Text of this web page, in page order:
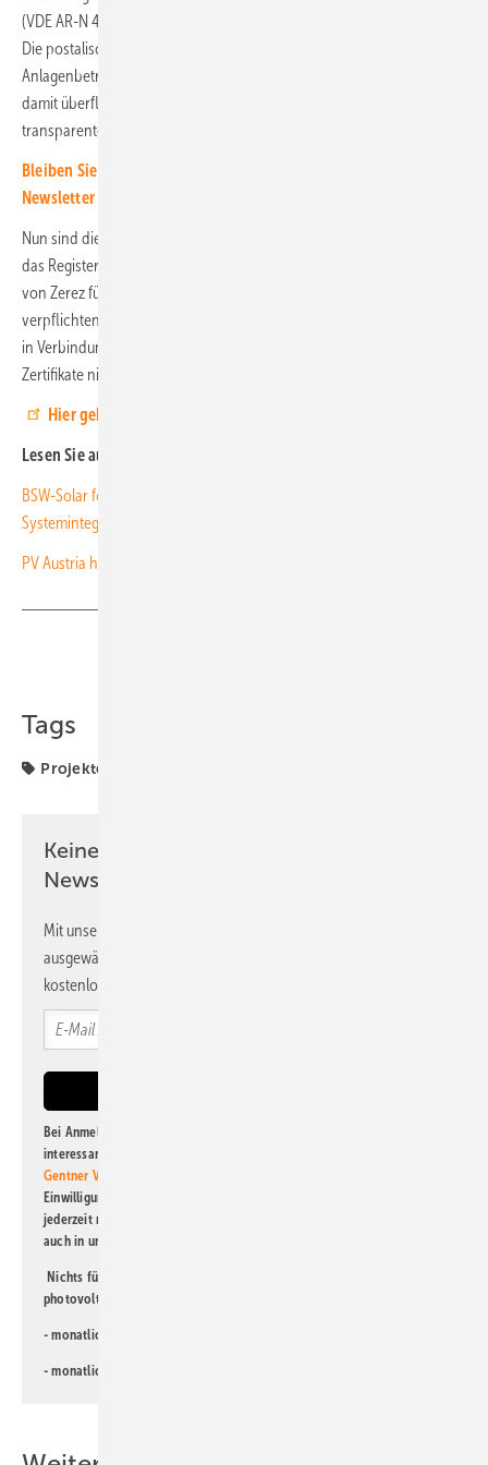
(VDE AR-N 4100, 4105, 4110, 4120 und 4130) dafür zertifiziert werden.
Die postalische Versendung von Dokumenten zwischen
Anlagenbetreibern, Zertifizierungsstellen und Netzbetreibern wird
damit überflüssig. Zugleich werden Netzanschlussverfahren
transparenter.
Bleiben Sie auf dem Laufenden, melden Sie sich für unseren
Newsletter an
Nun sind die Anbieter von Komponenten gefordert, ihre Zertifikate in
das Register einzutragen. Denn ab 1. Februar 2025 wird die Nutzung
von Zerez für Hersteller, Anlagenbetreiber und Netzbetreiber
verpflichtend, um die Betriebserlaubnis gemäß Paragraf 7 (Absatz 4)
in Verbindung mit Paragraf 4 (Abs. 3, 9 und 10) der Nelev. Wer seine
Zertifikate nicht hinterlegt, kann keine Genehmigung erhalten. (HS)
Hier geht es zum Zerez.
Lesen Sie auch:
BSW-Solar fordert Nachbesserung bei geplanten Vorschriften zur
Systemintegration
PV Austria hat kostenlose Börse für Solarflächen geschaffen
Tags
Projekte
Keine Zeit? Kein Problem mit dem PV
Newsletter!
Mit unserem Newsletter erhalten Sie regelmäßig von uns
ausgewählte Informationen und Neuigkeiten, gebündelt und
kostenlos direkt ins Postfach.
Bei Anmeldung zu diesem Newsletter bin ich damit einverstanden, über
interessante Verlags- und Online-Angebote
Gentner Verlag GmbH & Co. KG
Einwilligung kann ich jederzeit widerrufen und eine Abmeldung ist
jederzeit möglich. Informationen zum Umgang mit Daten finden Sie
auch in unserer
Nichts für Sie dabei? Dann lesen Sie doch einen unserer weiteren
photovoltaik-Newsletter!
- monatlicher
- monatlicher